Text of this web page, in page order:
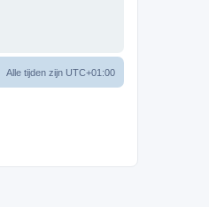
Alle tijden zijn UTC+01:00